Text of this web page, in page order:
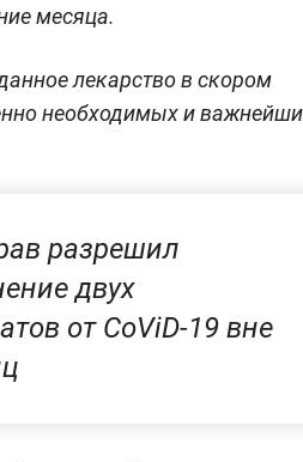
месяца.
лекарство в скором
необходимых и
разрешил
двух
от CoViD-19 вне